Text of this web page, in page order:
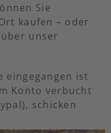
Sie
kaufen – oder
unser
eingegangen ist
Konto verbucht
schicken
Mail umgehend